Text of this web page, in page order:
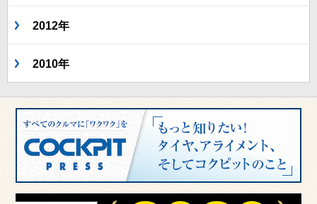
2012年
2010年